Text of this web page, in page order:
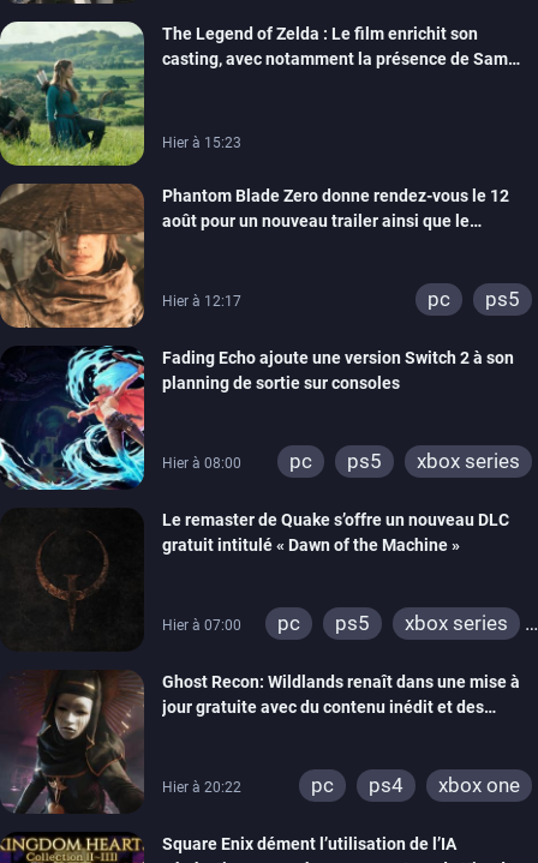
The Legend of Zelda : Le film enrichit son
casting, avec notamment la présence de Sam
Hier à 15:23
Phantom Blade Zero donne rendez-vous le 12
août pour un nouveau trailer ainsi que le
Hier à 12:17 pc ps5
Fading Echo ajoute une version Switch 2 à son
planning de sortie sur consoles
Hier à 08:00 pc ps5 xbox series
Le remaster de Quake s’offre un nouveau DLC
gratuit intitulé « Dawn of the Machine »
Hier à 07:00 pc ps5
xbox series
xbox one
nintendo 64
Ghost Recon: Wildlands renaît dans une mise à
jour gratuite avec du contenu inédit et des
Hier à 20:22 pc ps4 xbox one
Square Enix dément l’utilisation de l’IA